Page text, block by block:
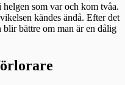
helgen som var och kom tvåa.
kändes ändå. Efter det
bättre om man är en dålig